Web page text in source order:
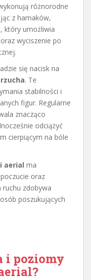
różnorodne
z hamaków,
który umożliwia
wyciszenie po
się nacisk na
. Te
stabilności i
figur. Regularne
znacząco
odciążyć
cierpiącym na bóle
aerial ma
oraz
zdobywa
poszukujących
i poziomy